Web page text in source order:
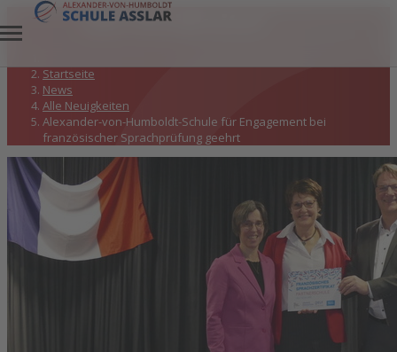
Alle Neuigkeiten
Startseite
News
Alle Neuigkeiten
Alexander-von-Humboldt-Schule für Engagement bei
französischer Sprachprüfung geehrt